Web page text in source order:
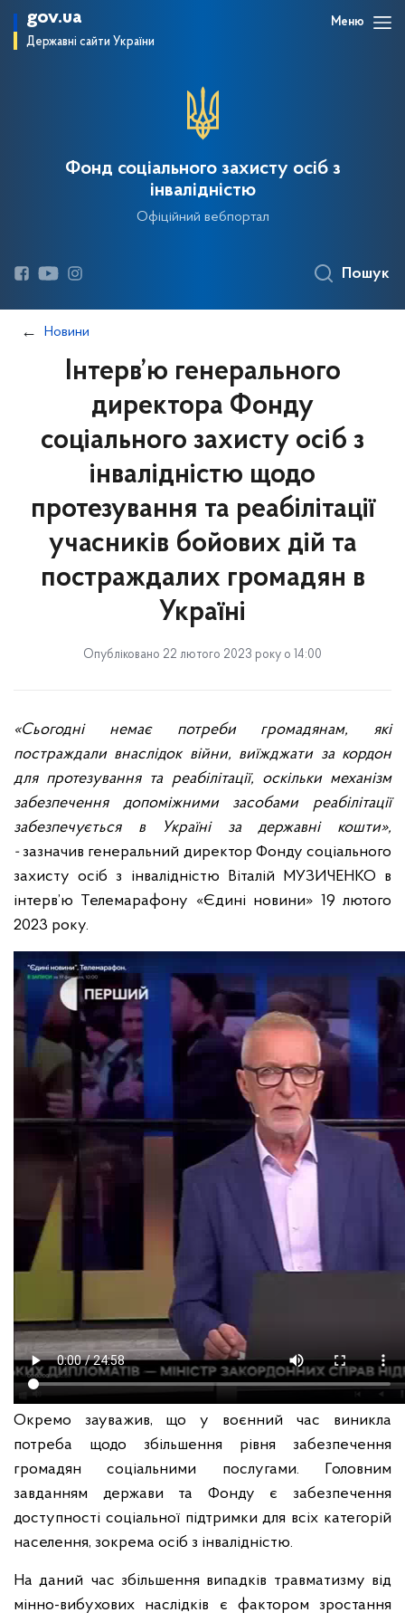
gov.ua
Державні сайти України
Меню
Фонд соціального захисту осіб з
інвалідністю
Офіційний вебпортал
Пошук
Новини
Інтерв’ю генерального
директора Фонду
соціального захисту осіб з
інвалідністю щодо
протезування та реабілітації
учасників бойових дій та
постраждалих громадян в
Україні
Опубліковано 22 лютого 2023 року о 14:00
«Сьогодні немає потреби громадянам, які
постраждали внаслідок війни, виїжджати за кордон
для протезування та реабілітації, оскільки механізм
забезпечення допоміжними засобами реабілітації
забезпечується в Україні за державні кошти»,
-зазначив генеральний директор Фонду соціального
захисту осіб з інвалідністю Віталій МУЗИЧЕНКО в
інтерв’ю Телемарафону «Єдині новини» 19 лютого
2023 року.
Окремо зауважив, що у воєнний час виникла
потреба щодо збільшення рівня забезпечення
громадян соціальними послугами. Головним
завданням держави та Фонду є забезпечення
доступності соціальної підтримки для всіх категорій
населення, зокрема осіб з інвалідністю.
На даний час збільшення випадків травматизму від
мінно-вибухових наслідків є фактором зростання